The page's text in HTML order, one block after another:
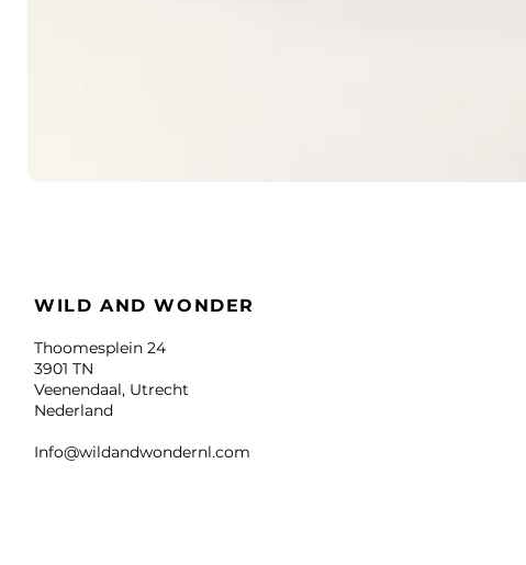
WILD AND WONDER
Thoomesplein 24
3901 TN
Veenendaal, Utrecht
Nederland
Info@wildandwondernl.com